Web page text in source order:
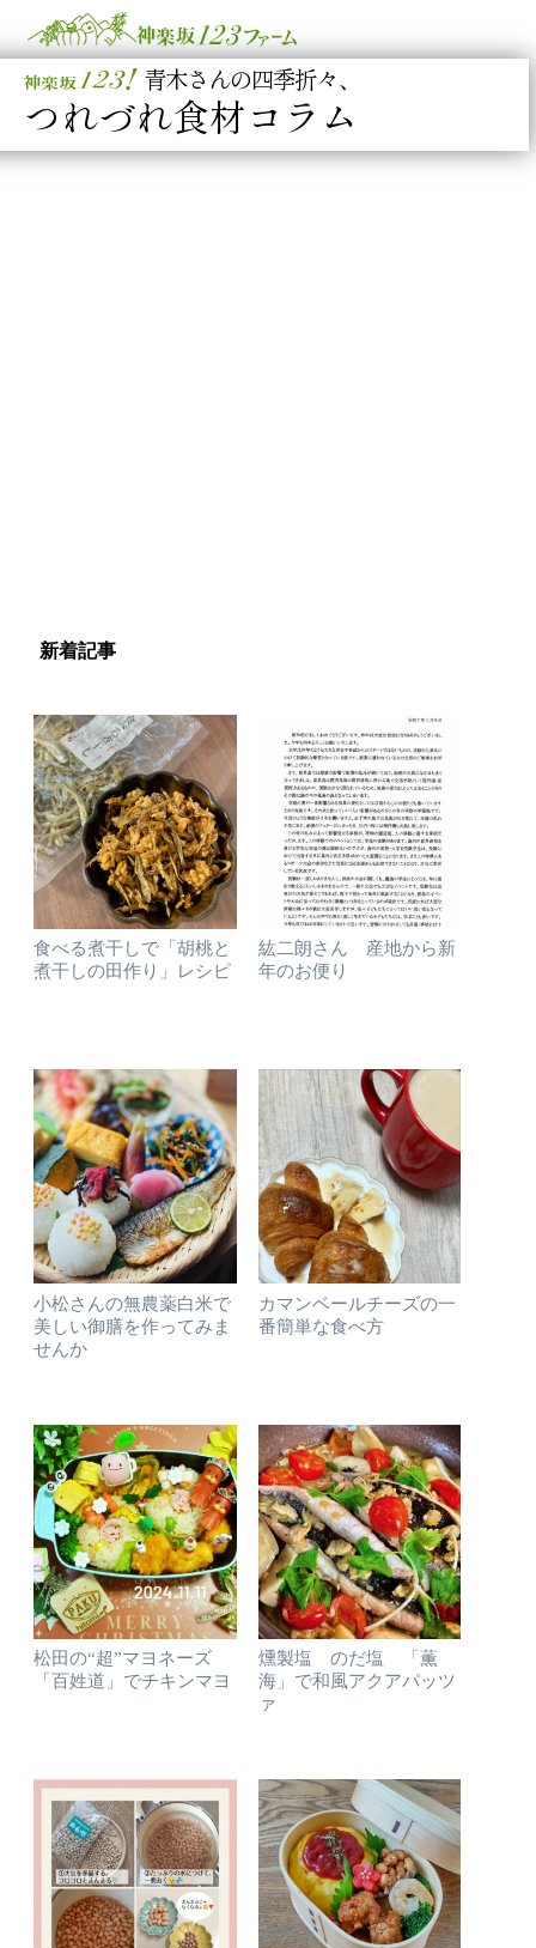
青木さんの四季折々、
つれづれ食材コラム
新着記事
食べる煮干しで「胡桃と
煮干しの田作り」レシピ
紘二朗さん 産地から新
年のお便り
小松さんの無農薬白米で
美しい御膳を作ってみま
せんか
カマンベールチーズの一
番簡単な食べ方
松田の“超”マヨネーズ
「百姓道」でチキンマヨ
燻製塩 のだ塩 「薫
海」で和風アクアパッツ
ァ